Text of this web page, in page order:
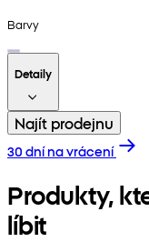
Barvy
Detaily
Najít prodejnu
30 dní na vrácení
Produkty,
líbit